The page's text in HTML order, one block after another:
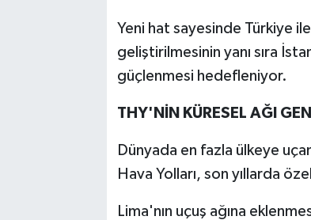
Yeni hat sayesinde Türkiye
geliştirilmesinin yanı sıra
güçlenmesi hedefleniyor.
THY'NİN KÜRESEL AĞI
Dünyada en fazla ülkeye
Hava Yolları, son yıllarda
Lima'nın uçuş ağına